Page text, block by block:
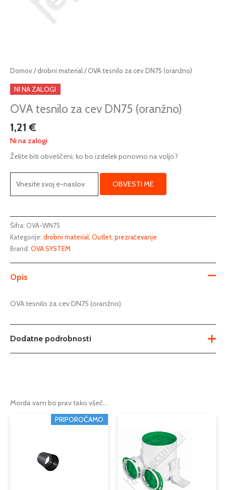
Domov/drobni material/ OVA tesnilo za cev DN75 (oranžno)
NI NA ZALOGI
OVA tesnilo za cev DN75 (oranžno)
1,21€
Ni na zalogi
Želite biti obveščeni, ko bo izdelek ponovno na voljo?
OBVESTI ME
Šifra: OVA-WN75
Kategorije: drobni material Outlet prezračevanje
Brand: OVA SYSTEM
Opis
OVA tesnilo za cev DN75 (oranžno)
Dodatne podrobnosti
spojke, tesnila za cevi
Morda vam bo prav tako všeč…
PRIPOROČAMO